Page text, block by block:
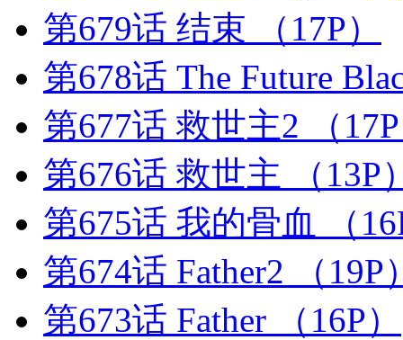
第679话 结束
（17P）
第678话 The Future
第677话 救世主2
（
第676话 救世主
（13P
第675话 我的骨血
（
第674话 Father2
（19P
第673话 Father
（16P）